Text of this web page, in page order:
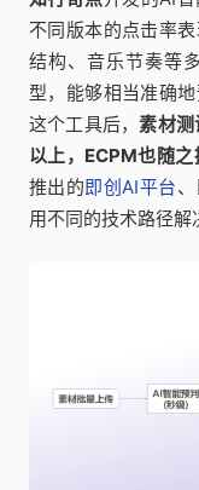
不同版本的点击率
结构、音乐节奏等
型，能够相当准确
这个工具后，素材
以上，ECPM也随
推出的即创AI平台
用不同的技术路径解